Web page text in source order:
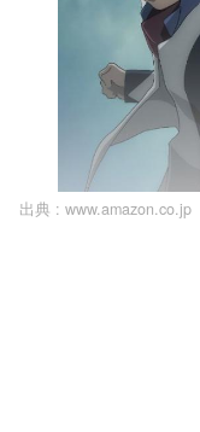
出典 : www.amazon.co.jp